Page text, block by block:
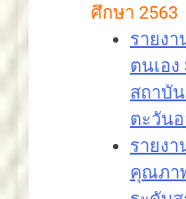
ศึกษา 2563
รายง
ตนเอง
สถาบั
ตะวัน
รายง
คุณภา